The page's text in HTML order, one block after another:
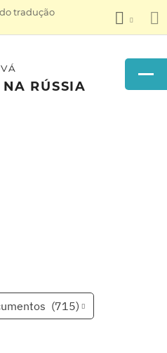
tradução
RÚSSIA
(715)